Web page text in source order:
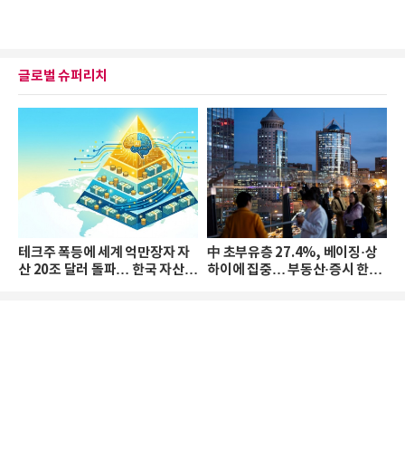
글로벌 슈퍼리치
테크주 폭등에 세계 억만장자 자
산 20조 달러 돌파… 한국 자산
中 초부유층 27.4%, 베이징·상
하이에 집중… 부동산·증시 한파